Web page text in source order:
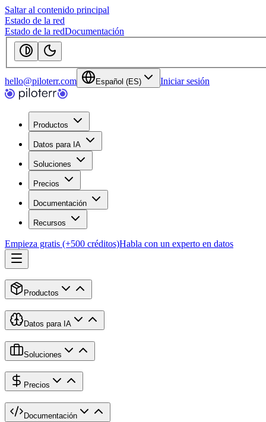
Saltar al contenido principal
Estado de la red
Estado de la redDocumentación
hello@piloterr.com Español (ES) Iniciar sesión
Productos
Datos para IA
Soluciones
Precios
Documentación
Recursos
Empieza gratis (+500 créditos)Habla con un experto en datos
Productos
Datos para IA
Soluciones
Precios
Documentación